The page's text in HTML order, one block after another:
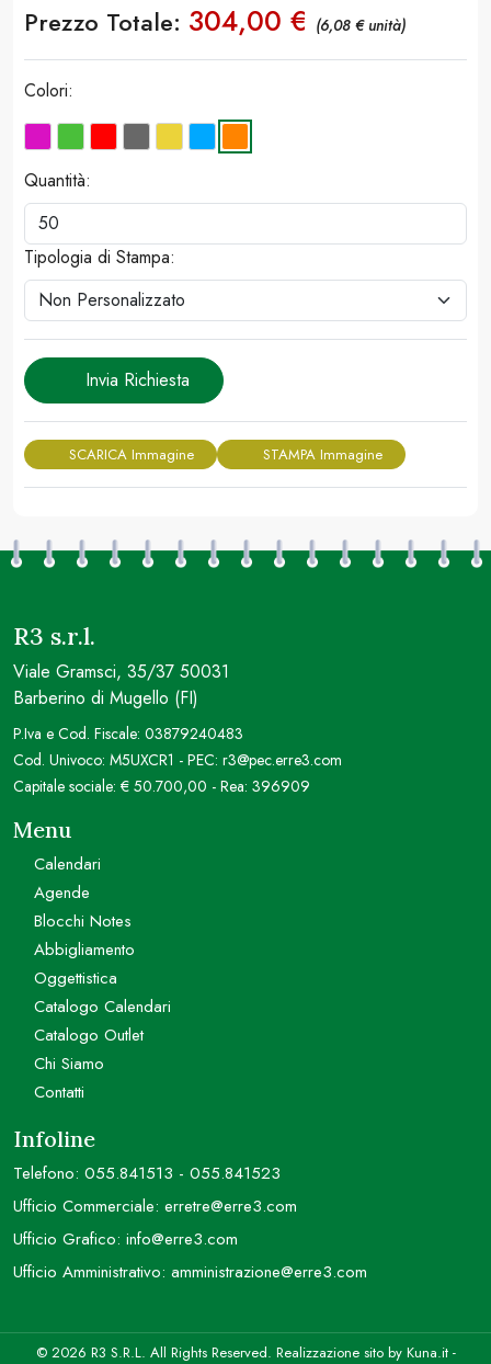
Prezzo Totale: 304,00 € (6,08 € unità)
Colori:
Quantità:
Tipologia di Stampa:
Invia Richiesta
SCARICA Immagine STAMPA Immagine
R3 s.r.l.
Viale Gramsci, 35/37 50031
Barberino di Mugello (FI)
P.Iva e Cod. Fiscale: 03879240483
Cod. Univoco: M5UXCR1 - PEC: r3@pec.erre3.com
Capitale sociale: € 50.700,00 - Rea: 396909
Menu
Calendari
Agende
Blocchi Notes
Abbigliamento
Oggettistica
Catalogo Calendari
Catalogo Outlet
Chi Siamo
Contatti
Infoline
Telefono: 055.841513 - 055.841523
Ufficio Commerciale: erretre@erre3.com
Ufficio Grafico: info@erre3.com
Ufficio Amministrativo: amministrazione@erre3.com
© 2026 R3 S.R.L. All Rights Reserved. Realizzazione sito by Kuna.it-